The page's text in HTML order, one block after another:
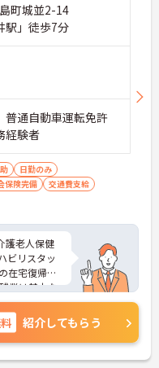
町城並2-14
駅」徒歩7分
通自動車運転免許
経験者
日勤のみ
保険完備
交通費支給
護老人保健
ビリスタッ
在宅復帰を
業は基本な
与4ヶ月の支
ります。
など、さら
ご相談くだ
紹介してもらう